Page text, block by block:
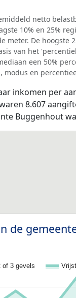
netto
10% en 25%
meter. De hoogste
van het
een 50%
modus en
inkomen per
8.607
Buggenhout
de
of 3 gevels